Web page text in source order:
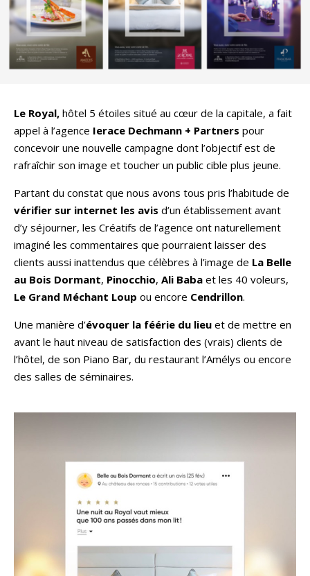
Le Royal, hôtel 5 étoiles situé au cœur de la capitale, a fait
appel à l’agence Ierace Dechmann + Partners pour
concevoir une nouvelle campagne dont l’objectif est de
rafraîchir son image et toucher un public cible plus jeune.
Partant du constat que nous avons tous pris l’habitude de
vérifier sur internet les avis d’un établissement avant
d’y séjourner, les Créatifs de l’agence ont naturellement
imaginé les commentaires que pourraient laisser des
clients aussi inattendus que célèbres à l’image de La Belle
au Bois Dormant, Pinocchio, Ali Baba et les 40 voleurs,
Le Grand Méchant Loup ou encore Cendrillon.
Une manière d’évoquer la féérie du lieu et de mettre en
avant le haut niveau de satisfaction des (vrais) clients de
l’hôtel, de son Piano Bar, du restaurant l’Amélys ou encore
des salles de séminaires.